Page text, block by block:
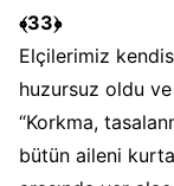
﴾33﴿
Elçilerimiz
huzursuz oldu ve
“Korkma,
bütün aileni